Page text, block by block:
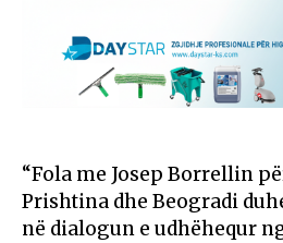
“Fola me Josep Borrellin
Prishtina dhe Beogradi
në dialogun e udhëhequr